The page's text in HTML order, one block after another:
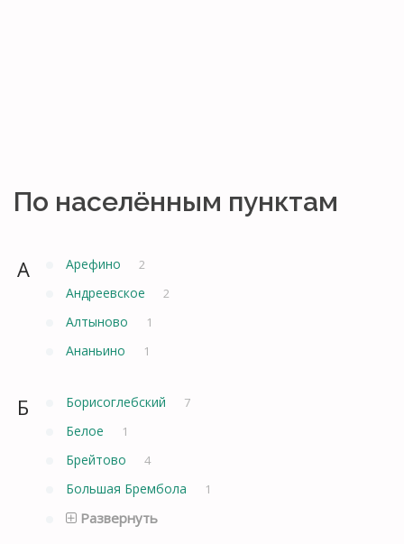
По населённым пунктам
А Арефино 2
Андреевское 2
Алтыново 1
Ананьино 1
Б Борисоглебский 7
Белое 1
Брейтово 4
Большая Брембола 1
Развернуть